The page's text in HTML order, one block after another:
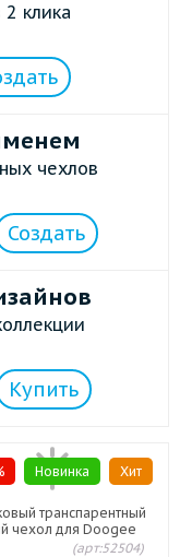
клика
чехлов
Создать
Купить
Новинка Хит
транспарентный
чехол для Doogee
(арт:52504)